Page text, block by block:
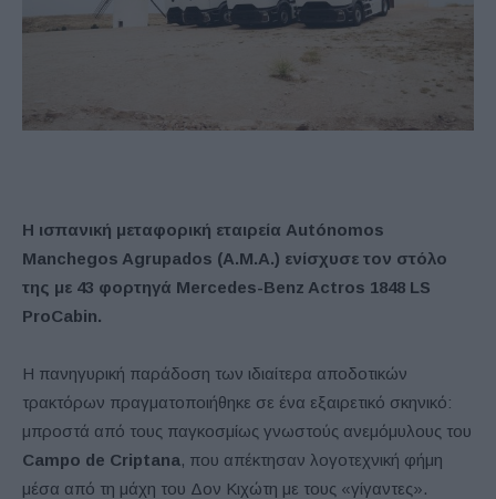
Η ισπανική μεταφορική εταιρεία Autónomos
Manchegos Agrupados (A.M.A.) ενίσχυσε τον στόλο
της με 43 φορτηγά Mercedes-Benz Actros 1848 LS
ProCabin.
Η πανηγυρική παράδοση των ιδιαίτερα αποδοτικών
τρακτόρων πραγματοποιήθηκε σε ένα εξαιρετικό σκηνικό:
μπροστά από τους παγκοσμίως γνωστούς ανεμόμυλους του
Campo de Criptana, που απέκτησαν λογοτεχνική φήμη
μέσα από τη μάχη του Δον Κιχώτη με τους «γίγαντες».